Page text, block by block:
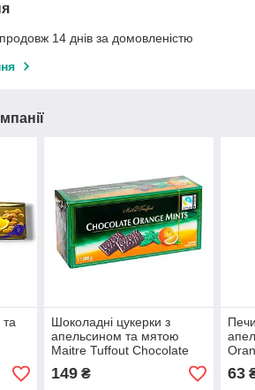
14 днів за домовленістю
Шоколадні цукерки з
апельсином та мятою
Maitre Tuffout Chocolate
Orange Mints, 200г
149₴ 63